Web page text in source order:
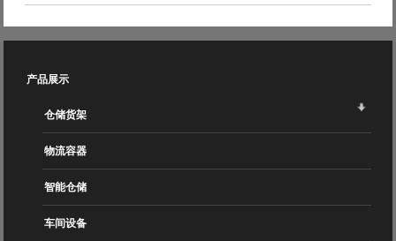
产品展示
仓储货架
物流容器
智能仓储
车间设备